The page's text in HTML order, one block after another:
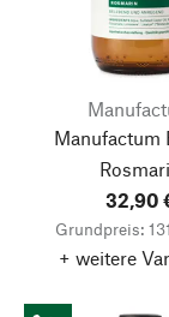
Manufactum
32,90
Grundpreis:
+ weitere